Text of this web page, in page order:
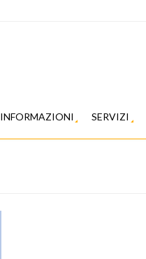
INFORMAZIONI SERVIZI